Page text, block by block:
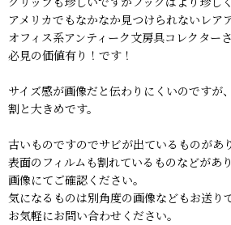
アメリカでもなかなか見つけられないレア
オフィス系アンティーク文房具コレクター
必見の価値有り！です！
サイズ感が画像だと伝わりにくいのですが、
割と大きめです。
古いものですのでサビが出ているものがあ
表面のフィルムも割れているものなどがあり
画像にてご確認ください。
気になるものは別角度の画像などもお送り
お気軽にお問い合わせください。